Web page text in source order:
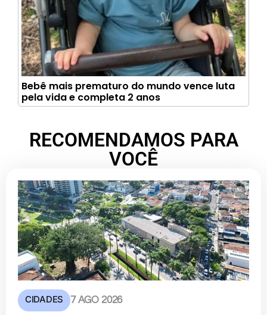
Bebê mais prematuro do mundo vence luta
pela vida e completa 2 anos
RECOMENDAMOS PARA
VOCÊ
CIDADES 7 AGO 2026